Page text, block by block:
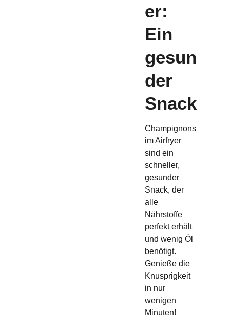
er:
Ein
gesun
der
Snack
Champignons
im Airfryer
sind ein
schneller,
gesunder
Snack, der
alle
Nährstoffe
perfekt erhält
und wenig Öl
benötigt.
Genieße die
Knusprigkeit
in nur
wenigen
Minuten!